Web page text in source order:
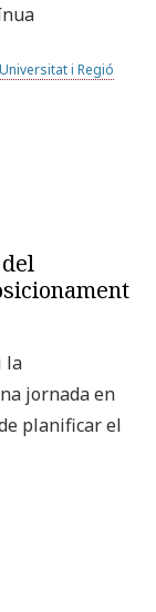
i Regió
la
jornada en
planificar el